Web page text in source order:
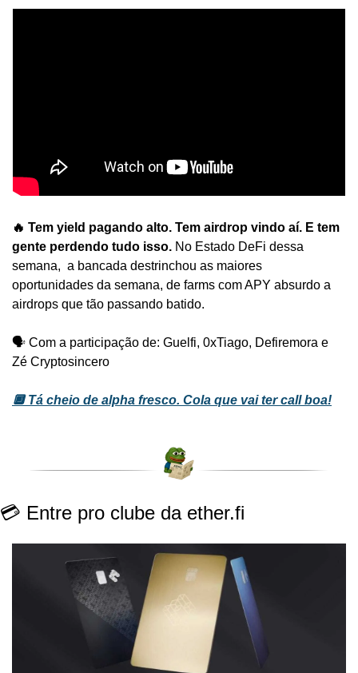
🔥 Tem yield pagando alto. Tem airdrop vindo aí. E tem
gente perdendo tudo isso. No Estado DeFi dessa
semana,  a bancada destrinchou as maiores
oportunidades da semana, de farms com APY absurdo a
airdrops que tão passando batido.
🗣️ Com a participação de: Guelfi, 0xTiago, Defiremora e
Zé Cryptosincero
🔲 Tá cheio de alpha fresco. Cola que vai ter call boa!
💳 Entre pro clube da ether.fi